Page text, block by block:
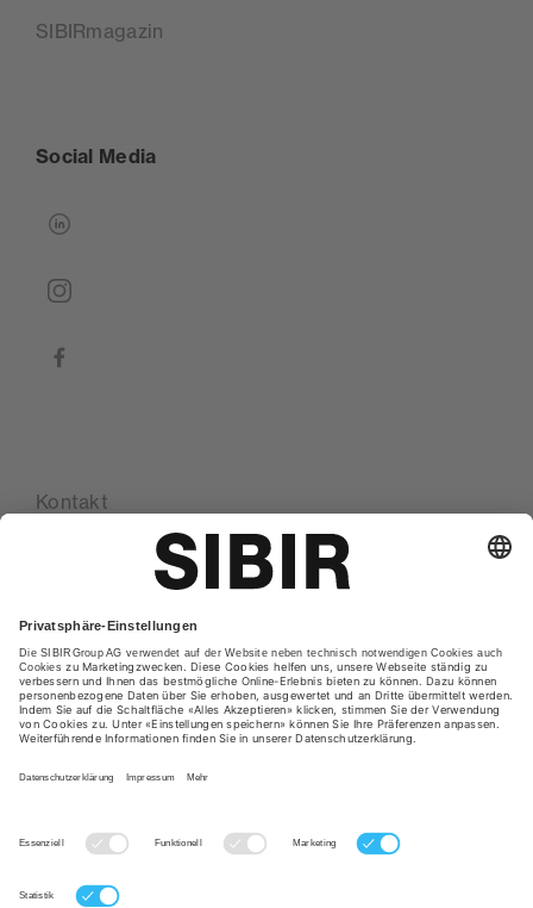
SIBIRmagazin
Social Media
linkedin
instagram
facebook
Kontakt
Glossar
Datenschutzerklärung
AGB
Impressum